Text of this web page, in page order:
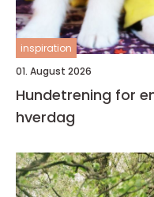
inspiration
01. August 2026
Hundetrening for
hverdag